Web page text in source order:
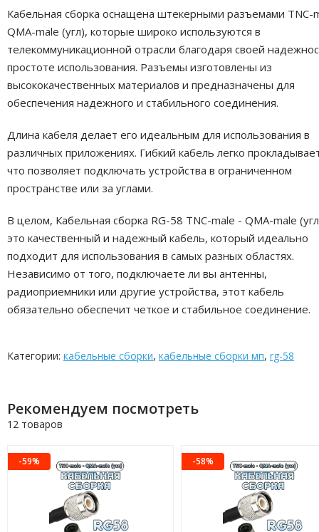
Кабельная сборка оснащена штекерными разъемами TNC-
QMA-male (угл), которые широко используются в
телекоммуникационной отрасли благодаря своей
простоте использования. Разъемы изготовлены из
высококачественных материалов и предназначены для
обеспечения надежного и стабильного соединения.
Длина кабеля делает его идеальным для использования в
различных приложениях. Гибкий кабель легко
что позволяет подключать устройства в ограниченном
пространстве или за углами.
В целом, Кабельная сборка RG-58 TNC-male - QMA-male
это качественный и надежный кабель, который идеально
подходит для использования в самых разных областях.
Независимо от того, подключаете ли вы антенны,
радиоприемники или другие устройства, этот кабель
обязательно обеспечит четкое и стабильное соединение.
Категории: кабельные сборки, кабельные сборки мп, rg-58
Рекомендуем посмотреть
12 товаров
-59% -58%